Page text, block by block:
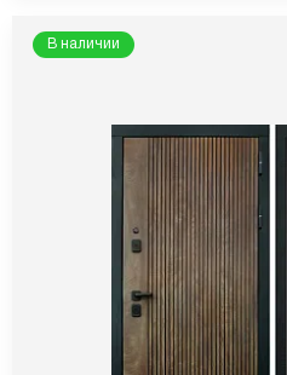
В наличии